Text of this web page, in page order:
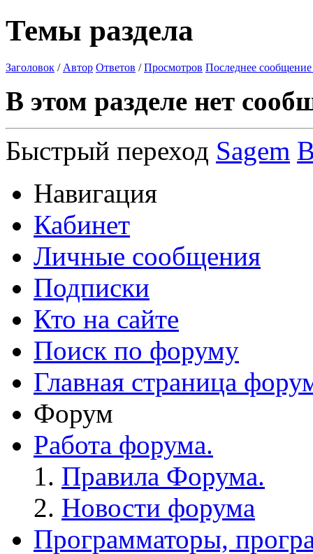
Темы раздела
Заголовок / Автор Ответов /Просмотров Последнее сообщение
В этом разделе нет
Быстрый переход Sagem
Навигация
Кабинет
Личные сообщения
Подписки
Кто на сайте
Поиск по форуму
Главная страница
Форум
Работа форума.
Правила Форума.
Новости форума
Программаторы,